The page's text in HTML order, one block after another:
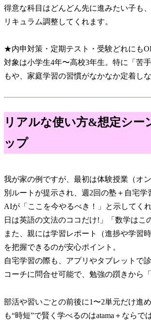
得意な科目はどんどん先に進みたい子も
リキュラム調整してくれます。
★内申対策・定期テスト・受験どれにも
対象は小学生4年〜高校3年生。特に「苦
もや、家庭学習の習慣がなかなか定着し
リアルな使い方&想定シー
ップ
我が家の例ですが、最初は体験授業（オ
別ルートが提示され、週2回の塾＋自宅学
AIが「ここを今やるべき！」と示してく
日は英語の文法のココだけ!」「数学はこ
また、親には学習レポート（進捗や学習
を把握できるのが安心ポイント。
自宅学習の際も、アプリやタブレットで
コーチに問合せ可能で、勉強の躓きから
部活や習いごとの前後に1〜2単元だけ進
も“時短”で賢く学べるのはatama＋ならでは